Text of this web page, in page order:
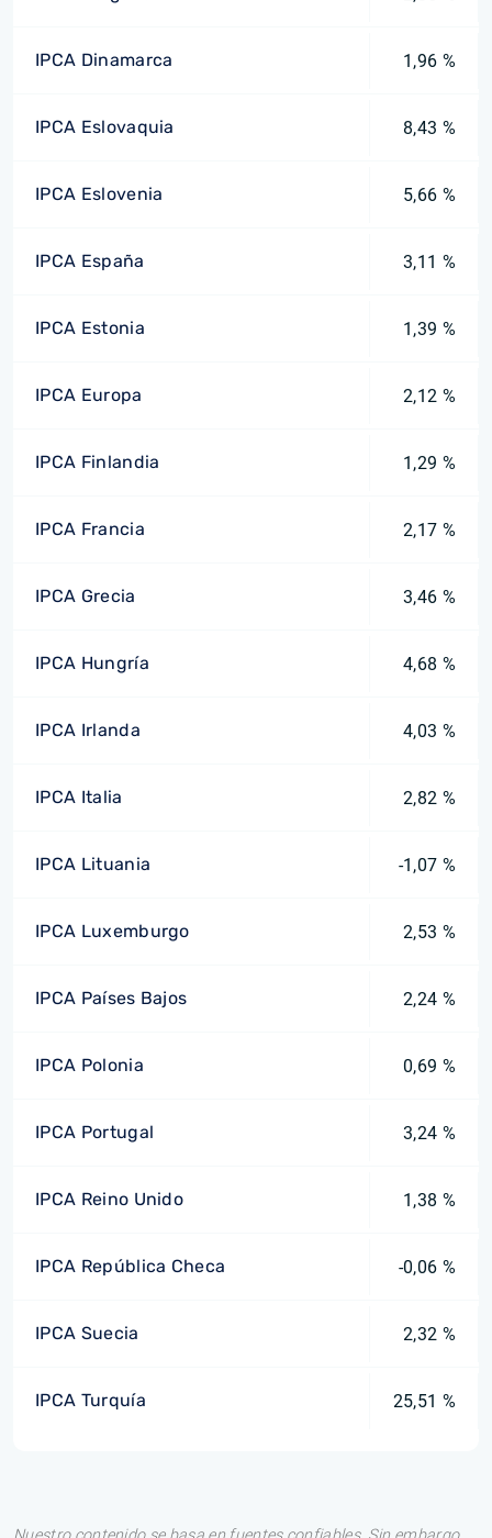
IPCA Dinamarca 1,96 %
IPCA Eslovaquia 8,43 %
IPCA Eslovenia 5,66 %
IPCA España 3,11 %
IPCA Estonia 1,39 %
IPCA Europa 2,12 %
IPCA Finlandia 1,29 %
IPCA Francia 2,17 %
IPCA Grecia 3,46 %
IPCA Hungría 4,68 %
IPCA Irlanda 4,03 %
IPCA Italia 2,82 %
IPCA Lituania -1,07 %
IPCA Luxemburgo 2,53 %
IPCA Países Bajos 2,24 %
IPCA Polonia 0,69 %
IPCA Portugal 3,24 %
IPCA Reino Unido 1,38 %
IPCA República Checa -0,06 %
IPCA Suecia 2,32 %
IPCA Turquía 25,51 %